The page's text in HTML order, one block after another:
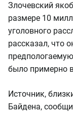
Злочевский
размере 10
уголовного
рассказал, что
было примерно
Источник,
Байдена,